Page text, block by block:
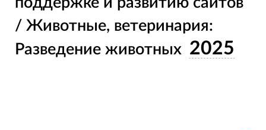
/ Животные, ветеринария:
Разведение животных 2025